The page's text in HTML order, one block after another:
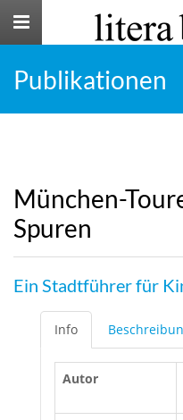
Toggle
Publikationen
München-
Spuren
Ein Stadtführer für
Info
Autor